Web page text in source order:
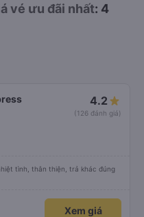
vé ưu đãi nhất: 4
4.2
(126 đánh giá)
tình, thân thiện, trả khác đúng
Xem giá